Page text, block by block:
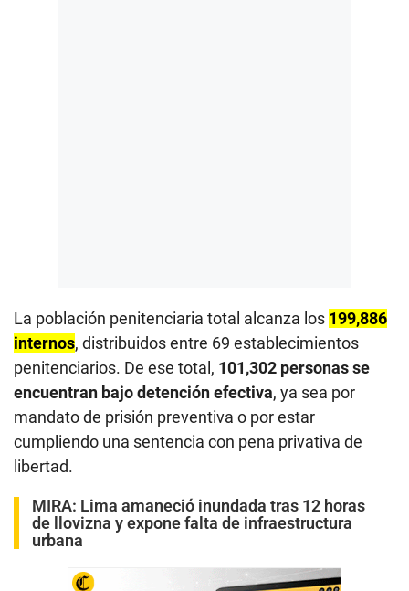
La población penitenciaria total alcanza los 199,886
internos, distribuidos entre 69 establecimientos
penitenciarios. De ese total, 101,302 personas se
encuentran bajo detención efectiva, ya sea por
mandato de prisión preventiva o por estar
cumpliendo una sentencia con pena privativa de
libertad.
MIRA: Lima amaneció inundada tras 12 horas
de llovizna y expone falta de infraestructura
urbana